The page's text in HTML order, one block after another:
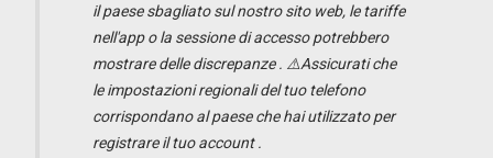
il paese sbagliato sul nostro sito web, le tariffe
nell'app o la sessione di accesso potrebbero
mostrare delle discrepanze . ⚠️Assicurati che
le impostazioni regionali del tuo telefono
corrispondano al paese che hai utilizzato per
registrare il tuo account .